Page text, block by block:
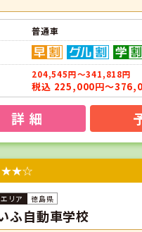
普通車
204,545円～341,818円
税込 225,000円～
詳 細
徳島県
ふ自動車学校